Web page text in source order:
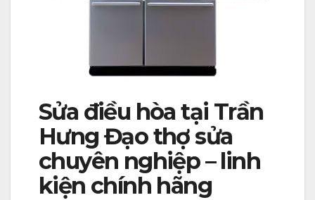
Sửa điều hòa tại Trần
Hưng Đạo thợ sửa
chuyên nghiệp – linh
kiện chính hãng